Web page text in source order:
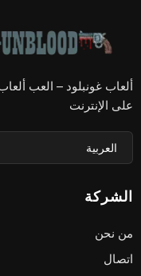
ألعاب غونبلود – العب
على الإنترنت
الشركة
من نحن
اتصال